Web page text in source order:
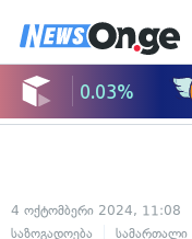
4 ოქტომბერი 2024, 11:08
საზოგადოება
სამართალი